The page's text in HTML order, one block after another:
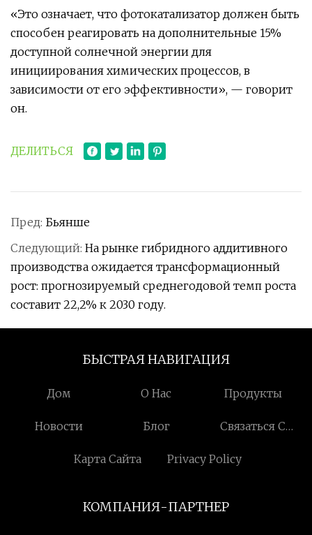
«Это означает, что фотокатализатор должен быть
способен реагировать на дополнительные 15%
доступной солнечной энергии для
инициирования химических процессов, в
зависимости от его эффективности», — говорит
он.
ДЕЛИТЬСЯ
Пред: Бьянше
Следующий: На рынке гибридного аддитивного
производства ожидается трансформационный
рост: прогнозируемый среднегодовой темп роста
составит 22,2% к 2030 году.
БЫСТРАЯ НАВИГАЦИЯ
Дом О Нас Продукты
Новости Блог
Связаться С
Карта Сайта
Privacy Policy
КОМПАНИЯ-ПАРТНЕР